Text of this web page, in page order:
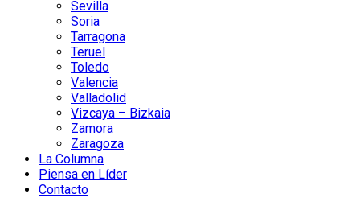
Sevilla
Soria
Tarragona
Teruel
Toledo
Valencia
Valladolid
Vizcaya – Bizkaia
Zamora
Zaragoza
La Columna
Piensa en Líder
Contacto